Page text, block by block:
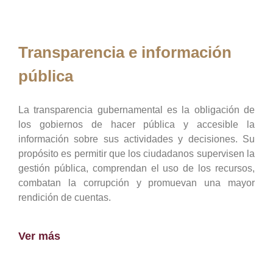
Transparencia e información
pública
La transparencia gubernamental es la obligación de
los gobiernos de hacer pública y accesible la
información sobre sus actividades y decisiones. Su
propósito es permitir que los ciudadanos supervisen la
gestión pública, comprendan el uso de los recursos,
combatan la corrupción y promuevan una mayor
rendición de cuentas.
Ver más